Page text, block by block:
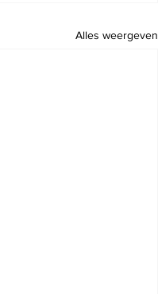
Alles weergeven